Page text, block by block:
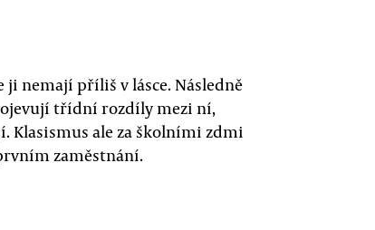
nemají příliš v lásce. Následně
třídní rozdíly mezi ní,
Klasismus ale za školními zdmi
zaměstnání.